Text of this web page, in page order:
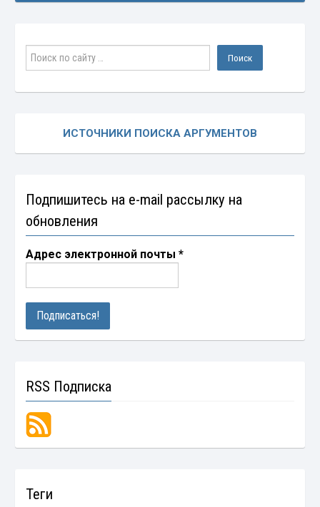
ИСТОЧНИКИ ПОИСКА АРГУМЕНТОВ
Подпишитесь на e-mail рассылку на
обновления
Адрес электронной почты*
RSS Подписка
Теги